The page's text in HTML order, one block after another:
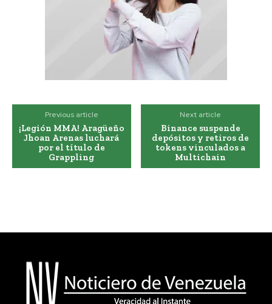
Previous article
¡Legión MMA! Aragüeño
Jhoan Arenas luchará
por el título de
Grappling
Next article
Binance suspende
depósitos y retiros de
tokens vinculados a
Multichain